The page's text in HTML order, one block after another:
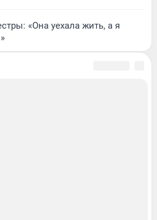
«Она уехала жить, а я